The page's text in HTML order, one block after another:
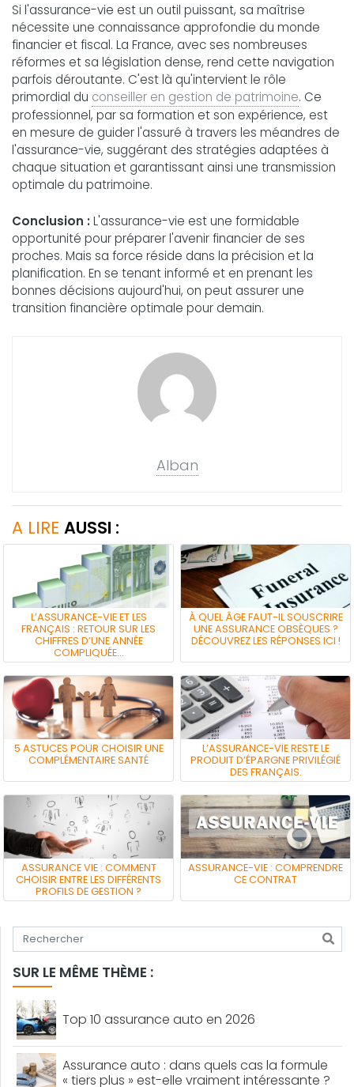
Si l'assurance-vie est un outil puissant, sa maîtrise
nécessite une connaissance approfondie du monde
financier et fiscal. La France, avec ses nombreuses
réformes et sa législation dense, rend cette navigation
parfois déroutante. C'est là qu'intervient le rôle
primordial du conseiller en gestion de patrimoine. Ce
professionnel, par sa formation et son expérience, est
en mesure de guider l'assuré à travers les méandres de
l'assurance-vie, suggérant des stratégies adaptées à
chaque situation et garantissant ainsi une transmission
optimale du patrimoine.
Conclusion :L'assurance-vie est une formidable
opportunité pour préparer l'avenir financier de ses
proches. Mais sa force réside dans la précision et la
planification. En se tenant informé et en prenant les
bonnes décisions aujourd'hui, on peut assurer une
transition financière optimale pour demain.
Alban
A LIRE AUSSI :
L’ASSURANCE-VIE ET LES
FRANÇAIS : RETOUR SUR LES
CHIFFRES D’UNE ANNÉE
COMPLIQUÉE…
À QUEL ÂGE FAUT-IL SOUSCRIRE
UNE ASSURANCE OBSÈQUES ?
DÉCOUVREZ LES RÉPONSES ICI !
5 ASTUCES POUR CHOISIR UNE
COMPLÉMENTAIRE SANTÉ
L’ASSURANCE-VIE RESTE LE
PRODUIT D’ÉPARGNE PRIVILÉGIÉ
DES FRANÇAIS.
ASSURANCE VIE : COMMENT
CHOISIR ENTRE LES DIFFÉRENTS
PROFILS DE GESTION ?
ASSURANCE-VIE : COMPRENDRE
CE CONTRAT
Tapez votre recherche
SUR LE MÊME THÈME :
Top 10 assurance auto en 2026
Assurance auto : dans quels cas la formule
« tiers plus » est-elle vraiment intéressante ?